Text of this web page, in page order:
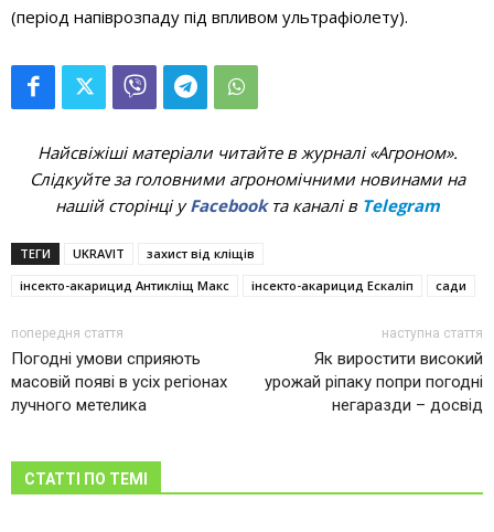
(період напіврозпаду під впливом ультрафіолету).
Найсвіжіші матеріали читайте в журналі «Агроном».
Слідкуйте за головними агрономічними новинами на
нашій сторінці уFacebookта каналі в Telegram
ТЕГИ UKRAVIT
захист від кліщів
інсекто-акарицид Антикліщ Макс
інсекто-акарицид Ескаліп сади
попередня стаття
Погодні умови сприяють
масовій появі в усіх регіонах
лучного метелика
наступна стаття
Як виростити високий
урожай ріпаку попри погодні
негаразди – досвід
СТАТТІ ПО ТЕМІ